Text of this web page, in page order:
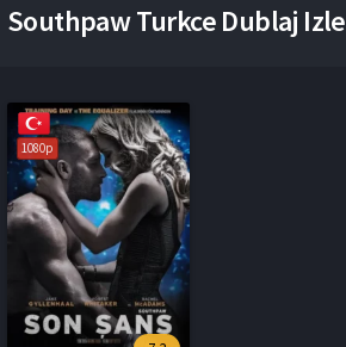
Southpaw Turkce Dublaj Izle
1080p